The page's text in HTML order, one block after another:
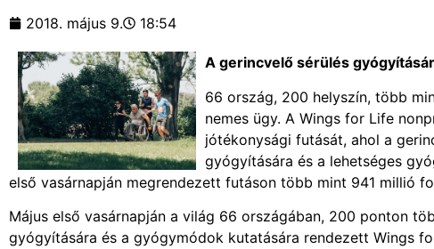
2018. május 9. 18:54
A gerincvelő sérülés
66 ország, 200 helyszín, több
nemes ügy. A Wings for Life
jótékonysági futását, ahol a
gyógyítására és a lehetséges
első vasárnapján megrendezett futáson több mint 941 millió
Május első vasárnapján a világ 66 országában, 200 ponton
gyógyítására és a gyógymódok kutatására rendezett Wings